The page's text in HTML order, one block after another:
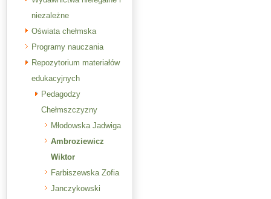
niezależne
Oświata chełmska
Programy nauczania
Repozytorium materiałów
edukacyjnych
Pedagodzy
Chełmszczyzny
Młodowska Jadwiga
Ambroziewicz
Wiktor
Farbiszewska Zofia
Janczykowski